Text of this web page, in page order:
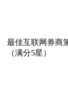
最佳互联网券商
（满分5星）